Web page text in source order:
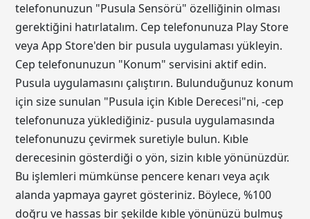
telefonunuzun "Pusula Sensörü" özelliğinin olması
gerektiğini hatırlatalım. Cep telefonunuza Play Store
veya App Store'den bir pusula uygulaması yükleyin.
Cep telefonunuzun "Konum" servisini aktif edin.
Pusula uygulamasını çalıştırın. Bulunduğunuz konum
için size sunulan "Pusula için Kıble Derecesi"ni, -cep
telefonunuza yüklediğiniz- pusula uygulamasında
telefonunuzu çevirmek suretiyle bulun. Kıble
derecesinin gösterdiği o yön, sizin kıble yönünüzdür.
Bu işlemleri mümkünse pencere kenarı veya açık
alanda yapmaya gayret gösteriniz. Böylece, %100
doğru ve hassas bir şekilde kıble yönünüzü bulmuş